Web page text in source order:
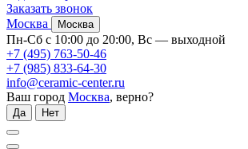
Заказать звонок
Москва
Москва
Пн-Сб с 10:00 до 20:00, Вс — выходной
+7 (495) 763-50-46
+7 (985) 833-64-30
info@ceramic-center.ru
Ваш город Москва, верно?
Да Нет